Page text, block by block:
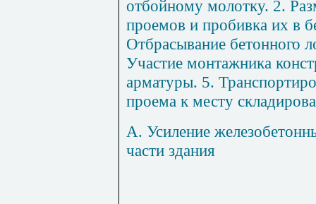
отбойному молотку. 2.
проемов и пробивка их в
Отбрасывание бетонного
Участие монтажника
арматуры. 5.
проема к месту
А. Усиление
части здания